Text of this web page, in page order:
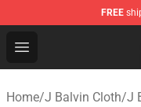
FREE
Open menu
J Balvin Store -
Home/J Balvin Cloth/J